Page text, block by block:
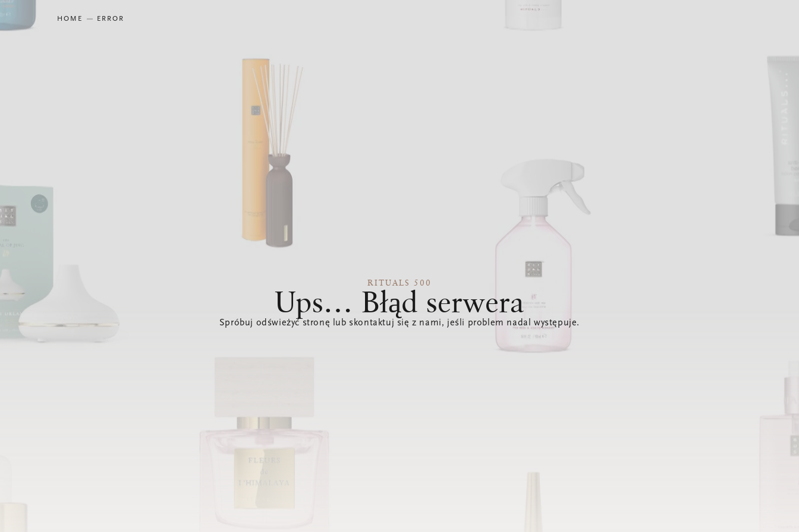
HOME ERROR
RITUALS 500
Ups… Błąd serwera
Spróbuj odświeżyć stronę lub skontaktuj się z nami, jeśli problem nadal występuje.